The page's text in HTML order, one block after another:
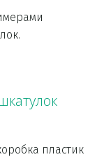
Материал: